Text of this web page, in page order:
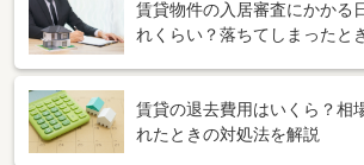
賃貸物件の入居審査にかかる
れくらい？落ちてしまったと
賃貸の退去費用はいくら？相
れたときの対処法を解説